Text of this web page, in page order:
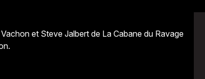
et Steve Jalbert de La Cabane du Ravage